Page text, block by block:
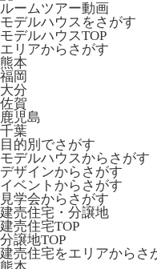
ルームツアー動画
モデルハウスをさがす
モデルハウスTOP
エリアからさがす
熊本
福岡
大分
佐賀
鹿児島
千葉
目的別でさがす
モデルハウスからさがす
デザインからさがす
イベントからさがす
見学会からさがす
建売住宅・分譲地
建売住宅TOP
分譲地TOP
建売住宅をエリアからさ